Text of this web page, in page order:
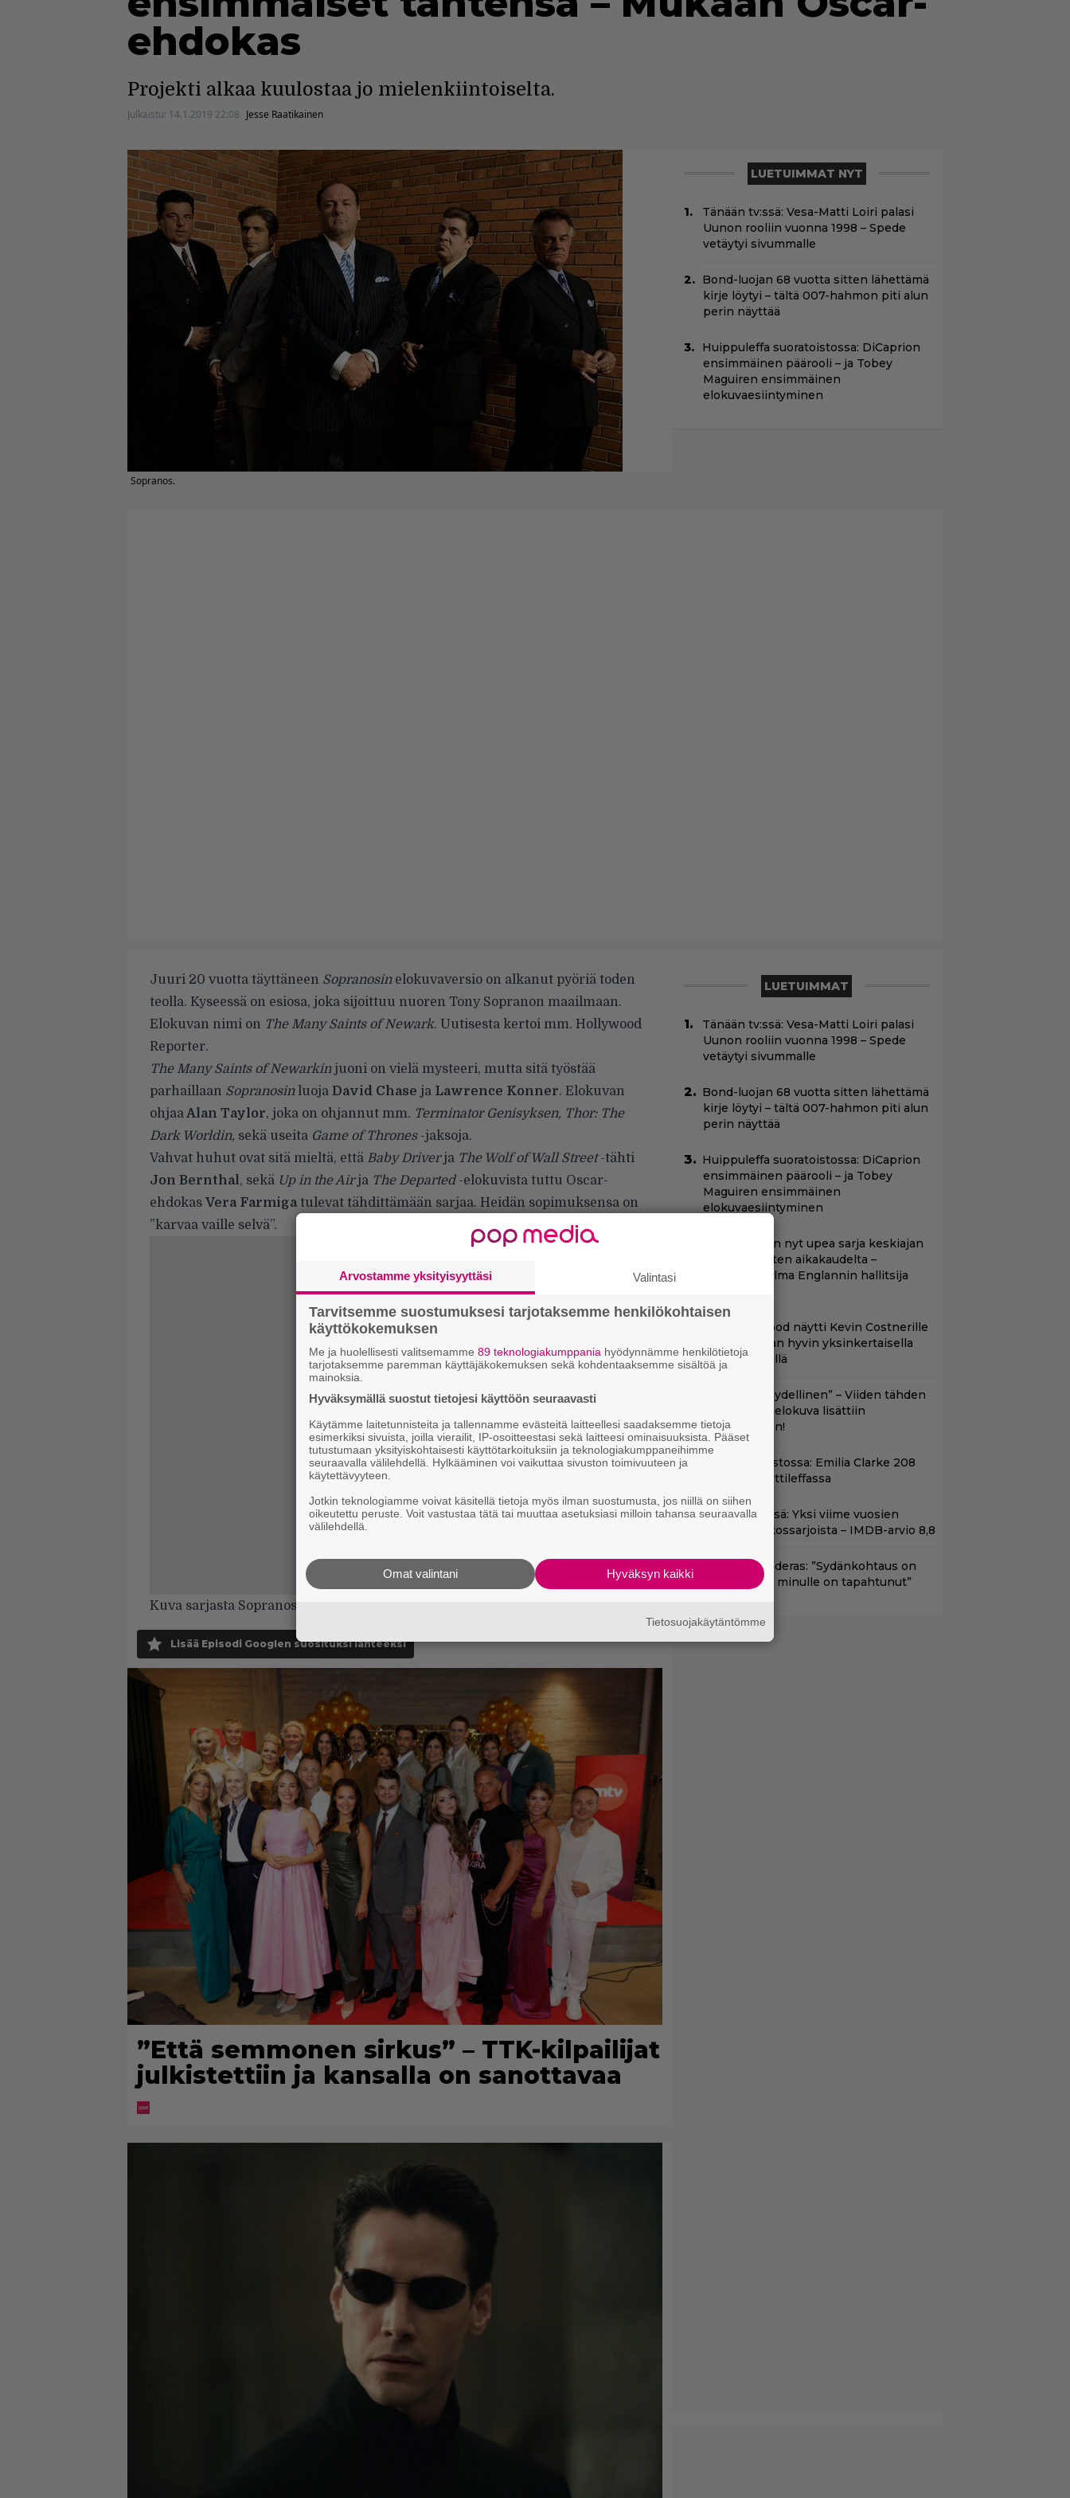
ehdokas
Projekti alkaa kuulostaa jo mielenkiintoiselta.
Julkaistu: 14.1.2019 22:08 Jesse Raatikainen
Sopranos.
LUETUIMMAT NYT
Tänään tv:ssä: Vesa-Matti Loiri palasi
Uunon rooliin vuonna 1998 – Spede
vetäytyi sivummalle
Bond-luojan 68 vuotta sitten lähettämä
kirje löytyi – tältä 007-hahmon piti alun
perin näyttää
Huippuleffa suoratoistossa: DiCaprion
ensimmäinen päärooli – ja Tobey
Maguiren ensimmäinen
elokuvaesiintyminen
Juuri 20 vuotta täyttäneen Sopranosinelokuvaversio on alkanut pyöriä toden
teolla. Kyseessä on esiosa, joka sijoittuu nuoren Tony Sopranon maailmaan.
Elokuvan nimi on The Many Saints of Newark. Uutisesta kertoi mm. Hollywood
Reporter.
The Many Saints of Newarkinjuoni on vielä mysteeri, mutta sitä työstää
parhaillaan Sopranosinluoja David Chase ja Lawrence Konner. Elokuvan
ohjaaAlan Taylor, joka on ohjannut mm. Terminator Genisyksen, Thor: The
Dark Worldin, sekä useita Game of Thrones-jaksoja.
Vahvat huhut ovat sitä mieltä, että Baby Driverja The Wolf of Wall Street-tähti
Jon Bernthal, sekä Up in the Airja The Departed-elokuvista tuttu Oscar-
ehdokas Vera Farmigatulevat tähdittämään sarjaa. Heidän sopimuksensa on
”karvaa vaille selvä”.
Kuva sarjasta Sopranos
Lisää Episodi Googlen suosituksi lähteeksi
”Että semmonen sirkus” – TTK-kilpailijat
julkistettiin ja kansalla on sanottavaa
LUETUIMMAT
Tänään tv:ssä: Vesa-Matti Loiri palasi
Uunon rooliin vuonna 1998 – Spede
vetäytyi sivummalle
Bond-luojan 68 vuotta sitten lähettämä
kirje löytyi – tältä 007-hahmon piti alun
perin näyttää
Huippuleffa suoratoistossa: DiCaprion
ensimmäinen päärooli – ja Tobey
Maguiren ensimmäinen
elokuvaesiintyminen
Netflixissä on nyt upea sarja keskiajan
kuninkaallisten aikakaudelta –
keskiössä julma Englannin hallitsija
Clint Eastwood näytti Kevin Costnerille
kaapin paikan hyvin yksinkertaisella
toimenpiteellä
”Lajissaan täydellinen” – Viiden tähden
scifitoimintaelokuva lisättiin
suoratoistoon!
Nyt suoratoistossa: Emilia Clarke 208
miljoonan hittileffassa
Nyt Netflixissä: Yksi viime vuosien
parhaista rikossarjoista – IMDB-arvio 8,8
Antonio Banderas: ”Sydänkohtaus on
parasta mitä minulle on tapahtunut”
Arvostamme yksityisyyttäsi Valintasi
Tarvitsemme suostumuksesi tarjotaksemme henkilökohtaisen
käyttökokemuksen
Me ja huolellisesti valitsemamme 89 teknologiakumppania hyödynnämme henkilötietoja
tarjotaksemme paremman käyttäjäkokemuksen sekä kohdentaaksemme sisältöä ja
mainoksia.
Hyväksymällä suostut tietojesi käyttöön seuraavasti
Käytämme laitetunnisteita ja tallennamme evästeitä laitteellesi saadaksemme tietoja
esimerkiksi sivuista, joilla vierailit, IP-osoitteestasi sekä laitteesi ominaisuuksista. Pääset
tutustumaan yksityiskohtaisesti käyttötarkoituksiin ja teknologiakumppaneihimme
seuraavalla välilehdellä. Hylkääminen voi vaikuttaa sivuston toimivuuteen ja
käytettävyyteen.
Jotkin teknologiamme voivat käsitellä tietoja myös ilman suostumusta, jos niillä on siihen
oikeutettu peruste. Voit vastustaa tätä tai muuttaa asetuksiasi milloin tahansa seuraavalla
välilehdellä.
Hyväksyn kaikki
Omat valintani
Tietosuojakäytäntömme